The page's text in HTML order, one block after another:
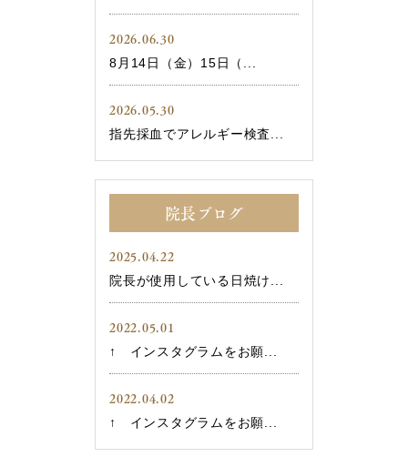
2026.06.30
8月14日（金）15日（...
2026.05.30
指先採血でアレルギー検査...
院長ブログ
2025.04.22
院長が使用している日焼け...
2022.05.01
↑ インスタグラムをお願...
2022.04.02
↑ インスタグラムをお願...